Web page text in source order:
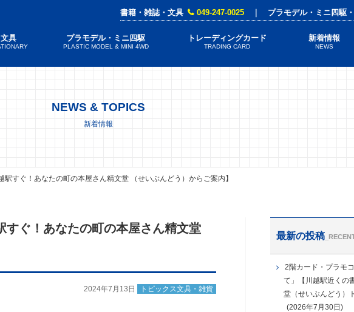
書籍・雑誌・文具 049-247-0025 ｜ プラモデル・ミニ四駆・
文具 プラモデル・ミニ四駆
PLASTIC MODEL & MINI 4WD
トレーディングカード
TRADING CARD
新着情報
NEWS
NEWS & TOPICS
新着情報
駅すぐ！あなたの町の本屋さん精文堂 （せいぶんどう）からご案内】
すぐ！あなたの町の本屋さん精文堂
2024年7月13日 トピックス文具・雑貨
最新の投稿
2階カード・プラモ
て」【川越駅近くの
堂（せいぶんどう）
(2026年7月30日)